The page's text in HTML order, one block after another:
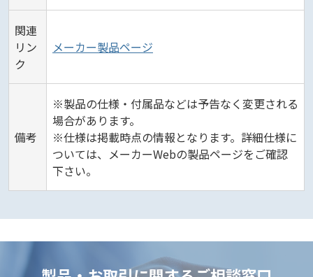
関連
リン
ク
メーカー製品ページ
備考
※製品の仕様・付属品などは予告なく変更される
場合があります。
※仕様は掲載時点の情報となります。詳細仕様に
ついては、メーカーWebの製品ページをご確認
下さい。